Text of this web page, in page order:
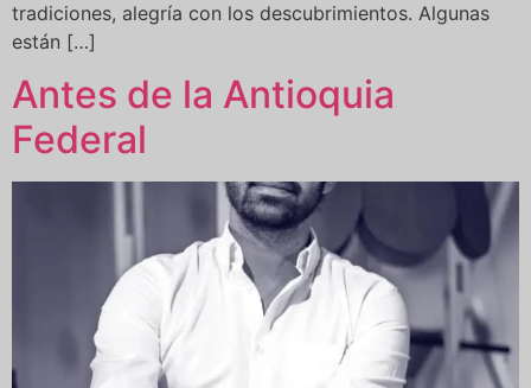
tradiciones, alegría con los descubrimientos. Algunas
están […]
Antes de la Antioquia
Federal